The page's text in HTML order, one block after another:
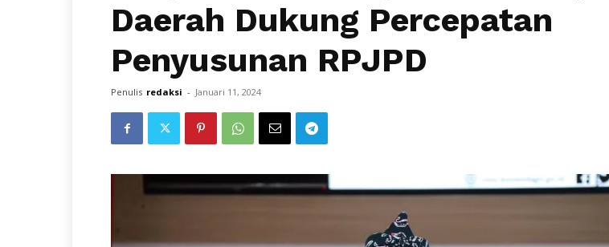
Daerah Dukung Percepatan
Penyusunan RPJPD
Penulis redaksi - Januari 11, 2024